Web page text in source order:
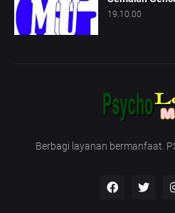
19.10.00
Berbagi layanan bermanfaat.